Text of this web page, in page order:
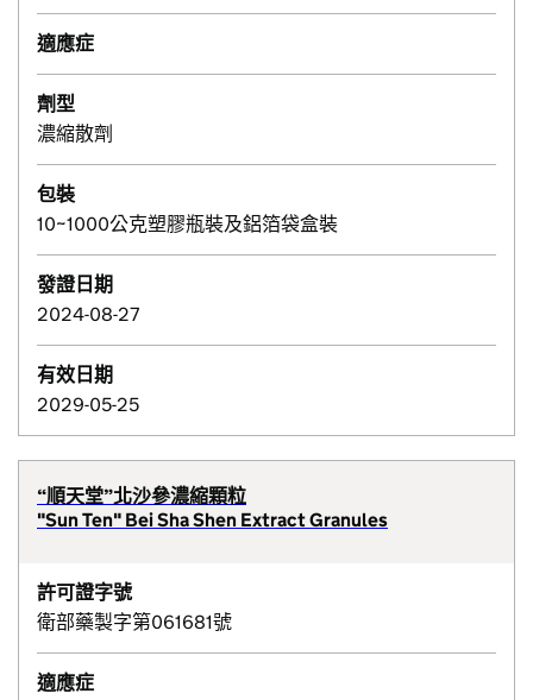
適應症
劑型
濃縮散劑
包裝
10~1000公克塑膠瓶裝及鋁箔袋盒裝
發證日期
2024-08-27
有效日期
2029-05-25
“順天堂”北沙參濃縮顆粒
"Sun Ten" Bei Sha Shen Extract Granules
許可證字號
衛部藥製字第061681號
適應症